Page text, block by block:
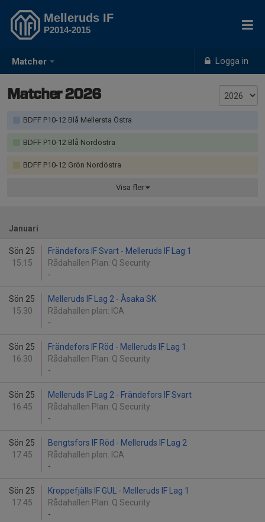
Matcher Logga in
Melleruds IF
P2014-2015
Matcher 2026
BDFF P10-12 Blå Mellersta Östra
BDFF P10-12 Blå Nordöstra
BDFF P10-12 Grön Nordöstra
Visa fler
Januari
Sön 25
15:15
Frändefors IF Svart - Melleruds IF Lag 1
Rådahallen Plan: Q Security
-
Sön 25
15:30
Melleruds IF Lag 2 - Åsaka SK
Rådahallen plan: ICA
-
Sön 25
16:30
Frändefors IF Röd - Melleruds IF Lag 1
Rådahallen Plan: Q Security
-
Sön 25
16:45
Melleruds IF Lag 2 - Frändefors IF Svart
Rådahallen Plan: Q Security
-
Sön 25
17:45
Bengtsfors IF Röd - Melleruds IF Lag 2
Rådahallen plan: ICA
-
Sön 25
17:45
Kroppefjälls IF GUL - Melleruds IF Lag 1
Rådahallen Plan: Q Security
-